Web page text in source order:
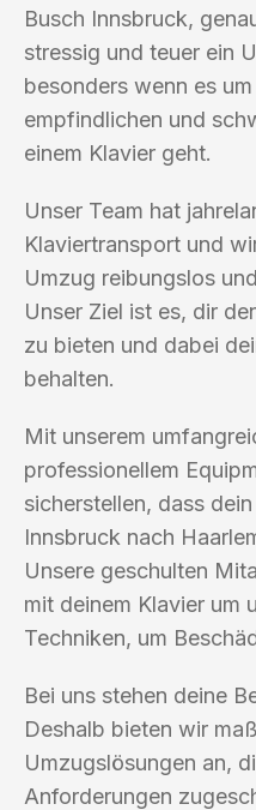
Busch Innsbruck,
stressig und teuer ein
besonders wenn es
empfindlichen und
einem Klavier geht.
Unser Team hat
Klaviertransport und
Umzug reibungslos
Unser Ziel ist es, dir
zu bieten und dabei
behalten.
Mit unserem
professionellem
sicherstellen, dass
Innsbruck nach
Unsere geschulten
mit deinem Klavier um
Techniken, um
Bei uns stehen deine
Deshalb bieten wir
Umzugslösungen an,
Anforderungen